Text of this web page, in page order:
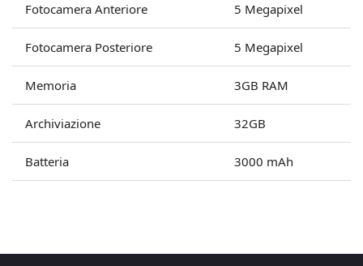
Fotocamera Anteriore 5 Megapixel
Fotocamera Posteriore 5 Megapixel
Memoria 3GB RAM
Archiviazione 32GB
Batteria 3000 mAh